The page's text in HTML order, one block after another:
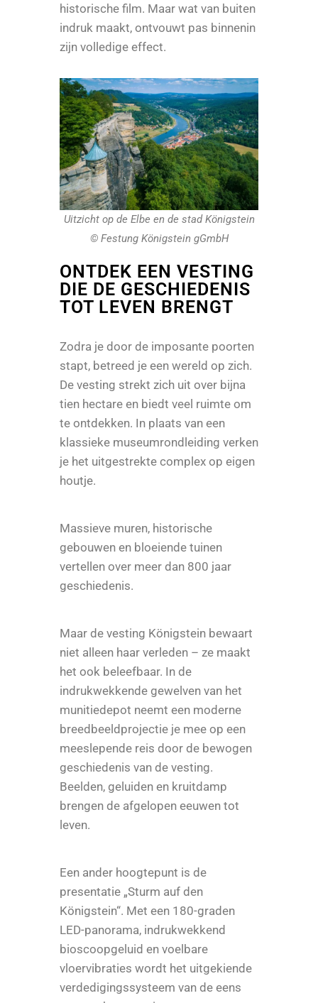
historische film. Maar wat van buiten
indruk maakt, ontvouwt pas binnenin
zijn volledige effect.
Uitzicht op de Elbe en de stad Königstein
© Festung Königstein gGmbH
ONTDEK EEN VESTING
DIE DE GESCHIEDENIS
TOT LEVEN BRENGT
Zodra je door de imposante poorten
stapt, betreed je een wereld op zich.
De vesting strekt zich uit over bijna
tien hectare en biedt veel ruimte om
te ontdekken. In plaats van een
klassieke museumrondleiding verken
je het uitgestrekte complex op eigen
houtje.
Massieve muren, historische
gebouwen en bloeiende tuinen
vertellen over meer dan 800 jaar
geschiedenis.
Maar de vesting Königstein bewaart
niet alleen haar verleden – ze maakt
het ook beleefbaar. In de
indrukwekkende gewelven van het
munitiedepot neemt een moderne
breedbeeldprojectie je mee op een
meeslepende reis door de bewogen
geschiedenis van de vesting.
Beelden, geluiden en kruitdamp
brengen de afgelopen eeuwen tot
leven.
Een ander hoogtepunt is de
presentatie „Sturm auf den
Königstein“. Met een 180-graden
LED-panorama, indrukwekkend
bioscoopgeluid en voelbare
vloervibraties wordt het uitgekiende
verdedigingssysteem van de eens